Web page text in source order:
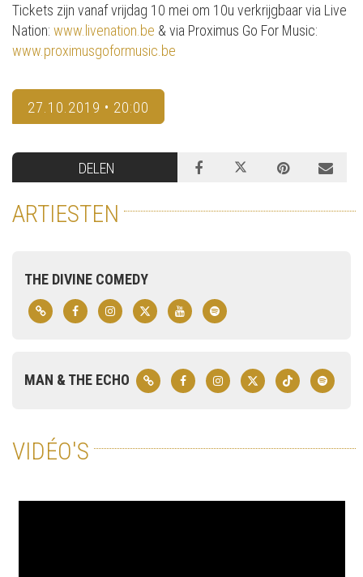
Tickets zijn vanaf vrijdag 10 mei om 10u verkrijgbaar via Live
Nation: www.livenation.be & via Proximus Go For Music:
www.proximusgoformusic.be
27.10.2019 • 20:00
DELEN
ARTIESTEN
THE DIVINE COMEDY
MAN & THE ECHO
VIDÉO'S